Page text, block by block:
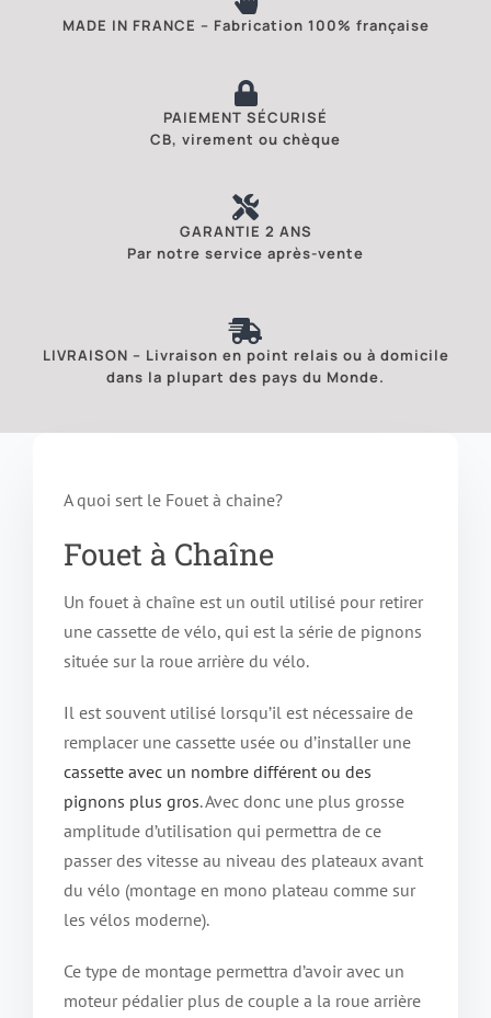
MADE IN FRANCE – Fabrication 100% française
PAIEMENT SÉCURISÉ
CB, virement ou chèque
GARANTIE 2 ANS
Par notre service après-vente
LIVRAISON – Livraison en point relais ou à domicile
dans la plupart des pays du Monde.
A quoi sert le Fouet à chaine?
Fouet à Chaîne
Un fouet à chaîne est un outil utilisé pour retirer
une cassette de vélo, qui est la série de pignons
située sur la roue arrière du vélo.
Il est souvent utilisé lorsqu’il est nécessaire de
remplacer une cassette usée ou d’installer une
cassette avec un nombre différent ou des
pignons plus gros. Avec donc une plus grosse
amplitude d’utilisation qui permettra de ce
passer des vitesse au niveau des plateaux avant
du vélo (montage en mono plateau comme sur
les vélos moderne).
Ce type de montage permettra d’avoir avec un
moteur pédalier plus de couple a la roue arrière